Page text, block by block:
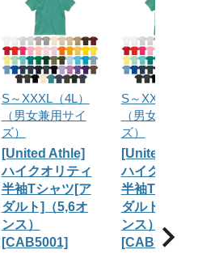
S～XXXL（4L）
（男女兼用サイ
ズ）
[United Athle]
ハイクオリティ
半袖Tシャツ[ア
ダルト]（5,6オ
ンス）
[CAB5001]
S～XXXL（
（男女兼用サ
ズ）
[United
ハイクオリ
半袖Tシャツ
ダルト]（5,6
ンス）
[CAB5001